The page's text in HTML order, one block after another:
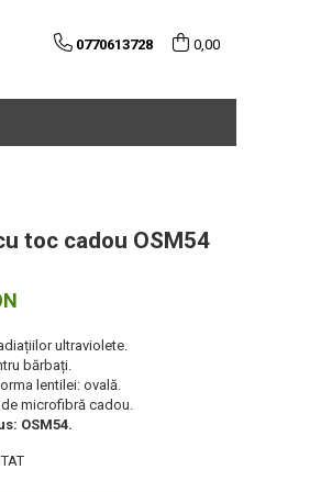
0770613728 0,00
toc cadou OSM54
ultraviolete.
bărbați.
lentilei: ovală.
microfibră cadou.
OSM54.